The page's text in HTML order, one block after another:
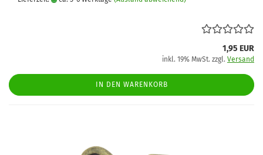
1,95 EUR
inkl. 19% MwSt. zzgl. Versand
IN DEN WARENKORB